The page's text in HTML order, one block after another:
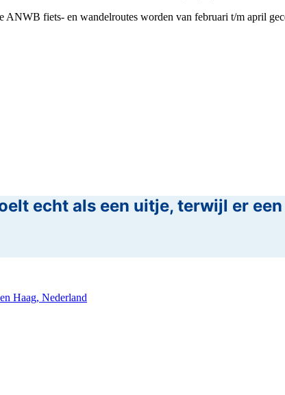
ANWB fiets- en wandelroutes worden van februari t/m april
echt als een uitje, terwijl er
Haag, Nederland